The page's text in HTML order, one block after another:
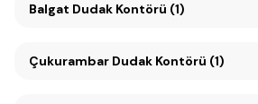
Balgat Dudak Kontörü (1)
Çukurambar Dudak Kontörü (1)